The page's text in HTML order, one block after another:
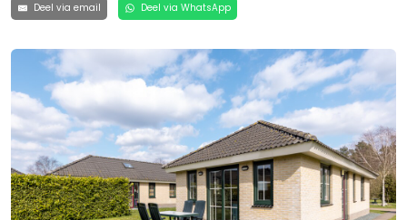
Deel via email
Deel via WhatsApp